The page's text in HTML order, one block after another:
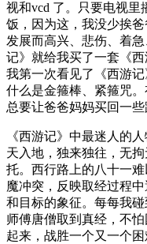
视和vcd 了。只要电视
饭，因为这，我没少挨
发展而高兴、悲伤、着
记》就给我买了一套《
我第一次看见了《西游
什么是金箍棒、紧箍咒
总要让爸爸妈妈买回一
《西游记》中最迷人的
天入地，独来独往，无
托。西行路上的八十一
魔冲突，反映取经过程
和目标的象征。每每我
师傅唐僧取到真经，不
起来，战胜一个又一个困